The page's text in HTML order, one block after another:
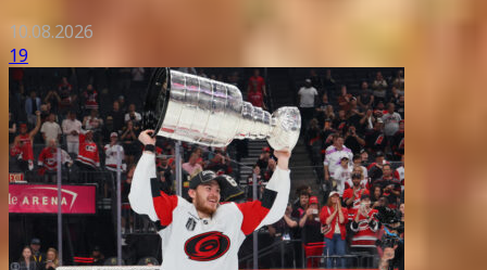
10.08.2026
19